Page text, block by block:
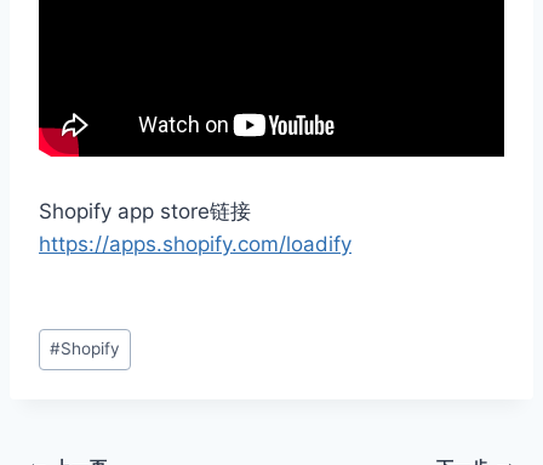
Shopify app store链接
https://apps.shopify.com/loadify
文
章
#Shopify